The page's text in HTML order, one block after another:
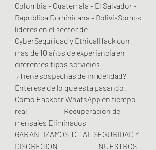
Colombia - Guatemala - El Salvador -
Republica Dominicana - BoliviaSomos
lideres en el sector de
CyberSeguridad y EthicalHack con
mas de 10 años de experiencia en
diferentes tipos servicios
¿Tiene sospechas de infidelidad?
Entérese de lo que esta pasando!
Como Hackear WhatsApp en tiempo
real                         Recuperación de
mensajes Eliminados
GARANTIZAMOS TOTAL SEGURIDAD Y
DISCRECION                            NUESTROS